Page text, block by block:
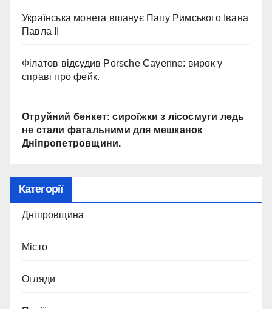
Українська монета вшанує Папу Римського Івана
Павла II
Філатов відсудив Porsche Cayenne: вирок у
справі про фейк.
Отруйний бенкет: сироїжки з лісосмуги ледь
не стали фатальними для мешканок
Дніпропетровщини.
Категорії
Дніпровщина
Місто
Огляди